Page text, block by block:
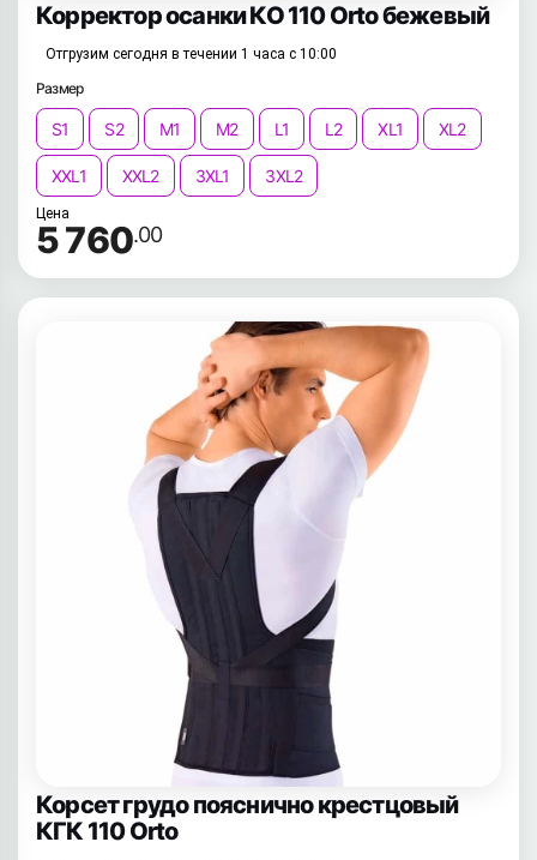
Корректор осанки КО 110 Orto бежевый
Отгрузим сегодня в течении 1 часа с 10:00
Размер
S1 S2 M1 M2 L1 L2 XL1 XL2
XXL1 XXL2 3XL1 3XL2
Цена
5 760.00
Корсет грудо пояснично крестцовый
КГК 110 Orto